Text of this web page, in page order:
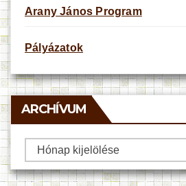
Arany János Program
Pályázatok
ARCHÍVUM
Archívum